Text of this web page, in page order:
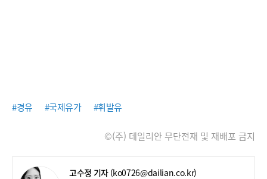
#경유 #국제유가 #휘발유
©(주) 데일리안 무단전재 및 재배포 금지
고수정 기자 (ko0726@dailian.co.kr)